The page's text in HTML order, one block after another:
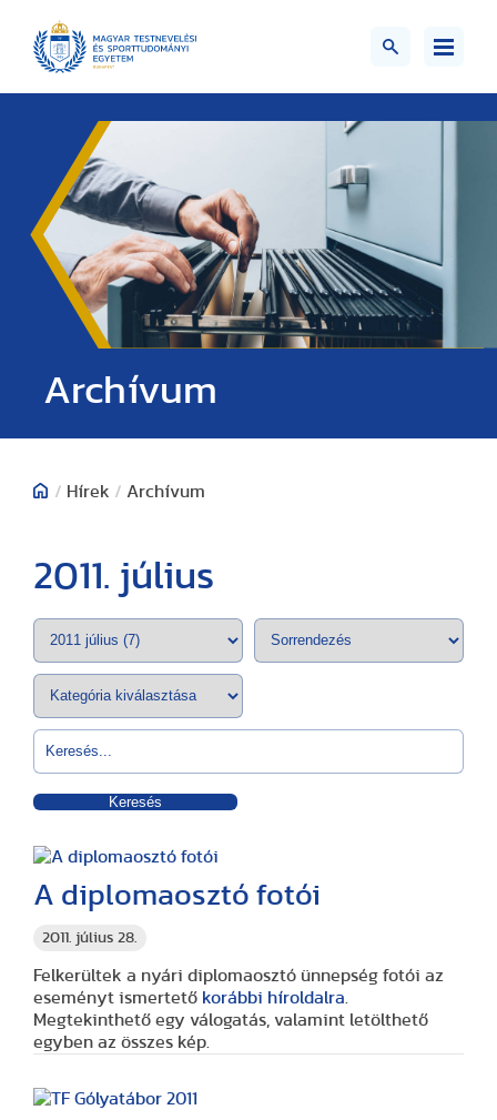
Archívum
/ Hírek / Archívum
2011. július
Keresés
2011. július 28.
A diplomaosztó fotói
Felkerültek a nyári diplomaosztó ünnepség fotói az
eseményt ismertető korábbi híroldalra
Megtekinthető egy válogatás, valamint letölthető
egyben az összes kép.